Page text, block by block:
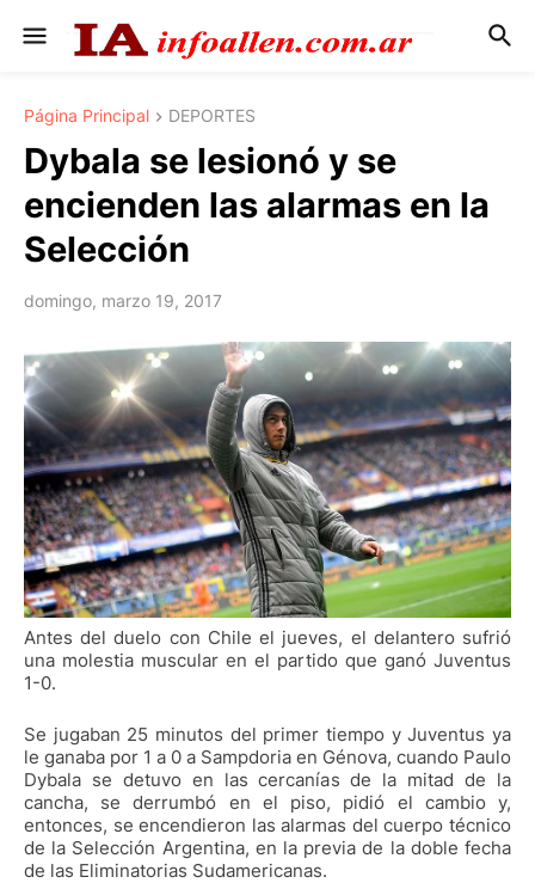
Página Principal DEPORTES
Dybala se lesionó y se
encienden las alarmas en la
Selección
domingo, marzo 19, 2017
Antes del duelo con Chile el jueves, el delantero sufrió
una molestia muscular en el partido que ganó Juventus
1-0.
Se jugaban 25 minutos del primer tiempo y Juventus ya
le ganaba por 1 a 0 a Sampdoria en Génova, cuando Paulo
Dybala se detuvo en las cercanías de la mitad de la
cancha, se derrumbó en el piso, pidió el cambio y,
entonces, se encendieron las alarmas del cuerpo técnico
de la Selección Argentina, en la previa de la doble fecha
de las Eliminatorias Sudamericanas.